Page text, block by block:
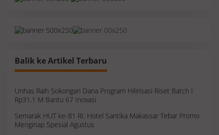
Balik ke Artikel Terbaru
Unhas Raih Sokongan Dana Program Hilirisasi Riset Batch I
Rp31,1 M Bantu 67 Inovasi
Semarak HUT ke-81 RI, Hotel Santika Makassar Tebar Promo
Menginap Spesial Agustus